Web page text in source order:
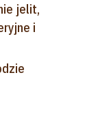
jelit,
i